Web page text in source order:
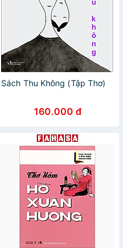
Sách Thu Không (Tập Thơ)
160.000 đ